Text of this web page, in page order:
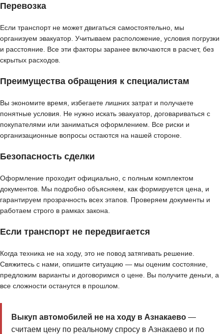
Перевозка
Если транспорт не может двигаться самостоятельно, мы
организуем эвакуатор. Учитываем расположение, условия погрузки
и расстояние. Все эти факторы заранее включаются в расчет, без
скрытых расходов.
Преимущества обращения к специалистам
Вы экономите время, избегаете лишних затрат и получаете
понятные условия. Не нужно искать эвакуатор, договариваться с
покупателями или заниматься оформлением. Все риски и
организационные вопросы остаются на нашей стороне.
Безопасность сделки
Оформление проходит официально, с полным комплектом
документов. Мы подробно объясняем, как формируется цена, и
гарантируем прозрачность всех этапов. Проверяем документы и
работаем строго в рамках закона.
Если транспорт не передвигается
Когда техника не на ходу, это не повод затягивать решение.
Свяжитесь с нами, опишите ситуацию — мы оценим состояние,
предложим варианты и договоримся о цене. Вы получите деньги, а
все сложности останутся в прошлом.
Выкуп автомобилей не на ходу в Азнакаево—
считаем цену по реальному спросу в Азнакаево и по